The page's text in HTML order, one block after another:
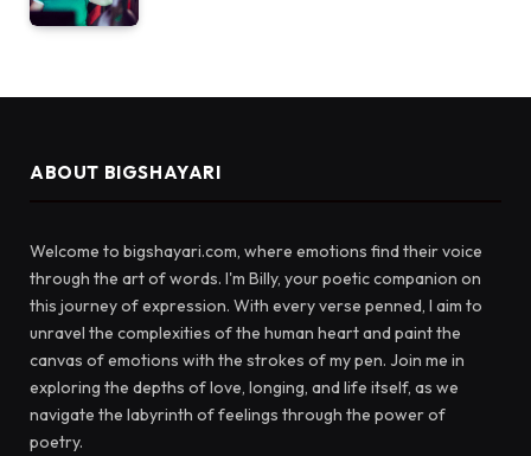
ABOUT BIGSHAYARI
Welcome to bigshayari.com, where emotions find their voice
through the art of words. I'm Billy, your poetic companion on
this journey of expression. With every verse penned, I aim to
unravel the complexities of the human heart and paint the
canvas of emotions with the strokes of my pen. Join me in
exploring the depths of love, longing, and life itself, as we
navigate the labyrinth of feelings through the power of
poetry.